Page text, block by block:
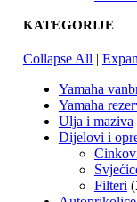
KATEGORIJE
Collapse All |
Yamaha
Yamaha
Ulja i maziva
Dijelovi i
Filteri